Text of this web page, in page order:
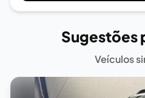
Sugestões
Veículos